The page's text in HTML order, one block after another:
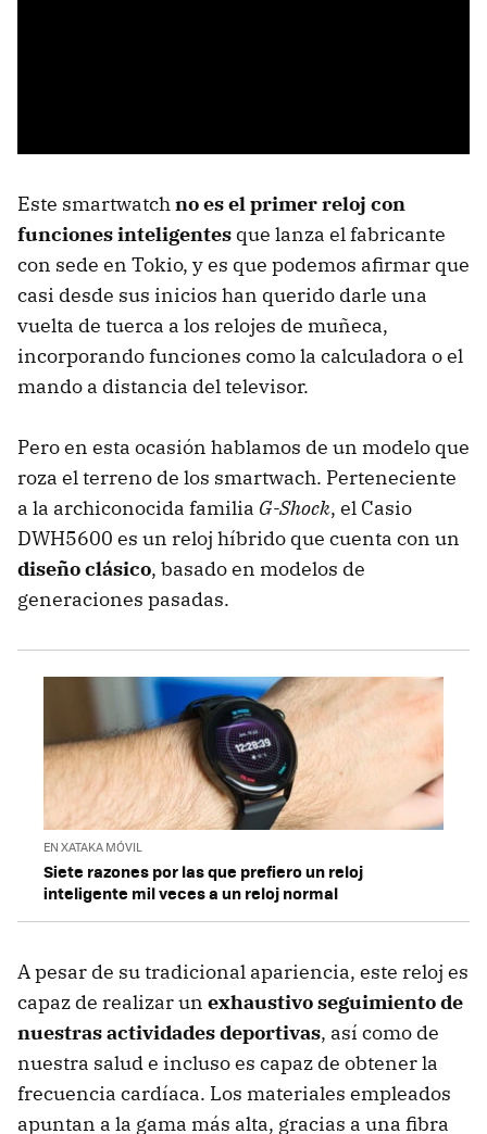
Este smartwatchno es el primer reloj con
funciones inteligentes que lanza el fabricante
con sede en Tokio, y es que podemos afirmar que
casi desde sus inicios han querido darle una
vuelta de tuerca a los relojes de muñeca,
incorporando funciones como la calculadora o el
mando a distancia del televisor.
Pero en esta ocasión hablamos de un modelo que
roza el terreno de los smartwach. Perteneciente
a la archiconocida familia G-Shock, el Casio
DWH5600 es un reloj híbrido que cuenta con un
diseño clásico, basado en modelos de
generaciones pasadas.
EN XATAKA MÓVIL
Siete razones por las que prefiero un reloj
inteligente mil veces a un reloj normal
A pesar de su tradicional apariencia, este reloj es
capaz de realizar un exhaustivo seguimiento de
nuestras actividades deportivas, así como de
nuestra salud e incluso es capaz de obtener la
frecuencia cardíaca. Los materiales empleados
apuntan a la gama más alta, gracias a una fibra